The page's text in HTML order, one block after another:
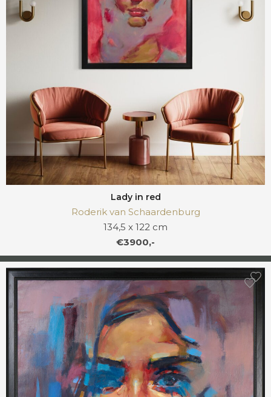
Lady in red
Roderik van Schaardenburg
134,5 x 122 cm
€3900,-